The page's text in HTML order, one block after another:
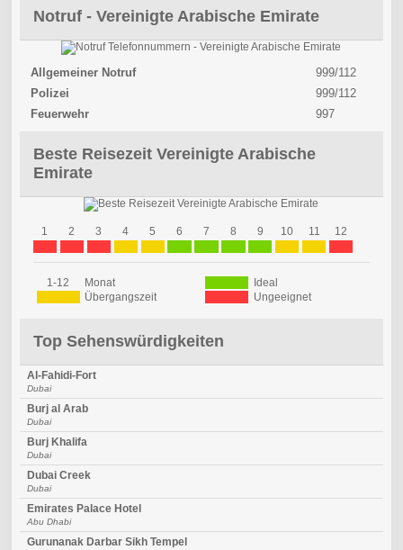
Notruf - Vereinigte Arabische Emirate
Allgemeiner Notruf
999/112
Polizei
999/112
Feuerwehr
997
Beste Reisezeit Vereinigte Arabische
Emirate
1 2 3 4 5 6 7 8 9 10 11 12
1-12 Monat
Ideal
Übergangszeit
Ungeeignet
Top Sehenswürdigkeiten
Al-Fahidi-Fort
Dubai
Burj al Arab
Dubai
Burj Khalifa
Dubai
Dubai Creek
Dubai
Emirates Palace Hotel
Abu Dhabi
Gurunanak Darbar Sikh Tempel